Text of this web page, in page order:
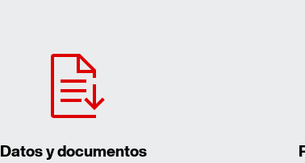
Datos y documentos